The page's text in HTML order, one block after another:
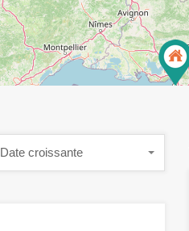
Date croissante